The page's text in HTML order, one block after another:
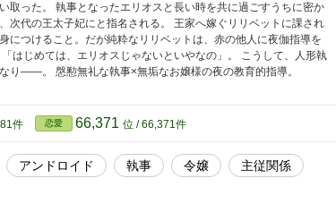
取った。 執事となったエリオスと長い時を共に過ごすうちに密か
次代の王太子妃にと指名される。 王家へ嫁ぐリリベットに課され
につけること。だが純粋なリリベットは、赤の他人に夜伽指導を
はじめては、エリオスじゃないといやなの」。 こうして、人形執
り――。 慇懃無礼な執事×無垢なお嬢様の夜の教育的指導。
件 恋愛 66,371 位 / 66,371件
アンドロイド 執事 令嬢
主従関係